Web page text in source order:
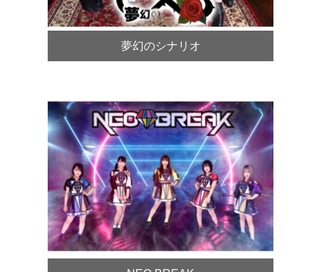
夢幻のシナリオ